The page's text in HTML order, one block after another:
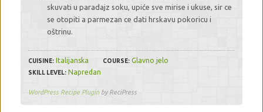
skuvati u paradajz soku, upiće sve mirise i ukuse, sir ce
se otopiti a parmezan ce dati hrskavu pokoricu i
oštrinu.
CUISINE: Italijanska COURSE: Glavno jelo
SKILL LEVEL: Napredan
WordPress Recipe Pluginby ReciPress